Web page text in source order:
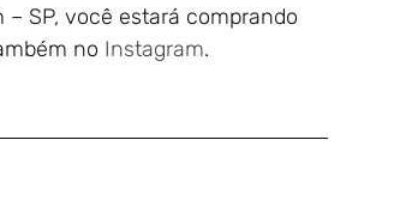
SP, você estará comprando
no Instagram.